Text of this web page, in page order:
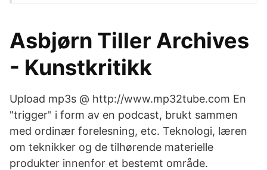
Asbjørn Tiller Archives
- Kunstkritikk
Upload mp3s @ http://www.mp32tube.com En
"trigger" i form av en podcast, brukt sammen
med ordinær forelesning, etc. Teknologi, læren
om teknikker og de tilhørende materielle
produkter innenfor et bestemt område.